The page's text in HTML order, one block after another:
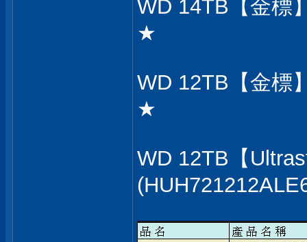
WD 14TB【金標
★
WD 12TB【金標
★
WD 12TB【